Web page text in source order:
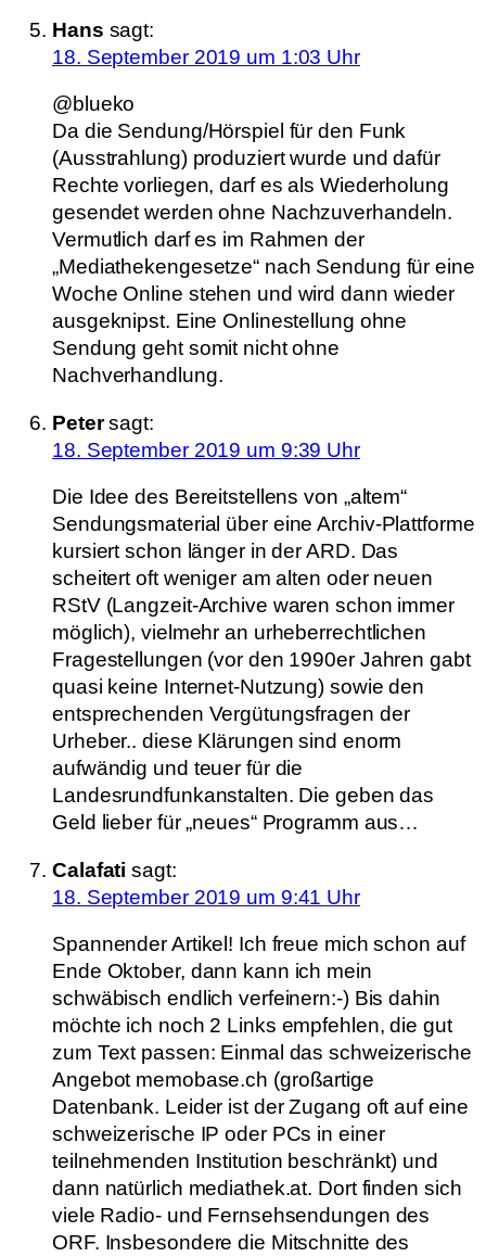
Hans sagt:
18. September 2019 um 1:03 Uhr
@blueko
Da die Sendung/Hörspiel für den Funk
(Ausstrahlung) produziert wurde und dafür
Rechte vorliegen, darf es als Wiederholung
gesendet werden ohne Nachzuverhandeln.
Vermutlich darf es im Rahmen der
„Mediathekengesetze“ nach Sendung für eine
Woche Online stehen und wird dann wieder
ausgeknipst. Eine Onlinestellung ohne
Sendung geht somit nicht ohne
Nachverhandlung.
Peter sagt:
18. September 2019 um 9:39 Uhr
Die Idee des Bereitstellens von „altem“
Sendungsmaterial über eine Archiv-Plattforme
kursiert schon länger in der ARD. Das
scheitert oft weniger am alten oder neuen
RStV (Langzeit-Archive waren schon immer
möglich), vielmehr an urheberrechtlichen
Fragestellungen (vor den 1990er Jahren gabt
quasi keine Internet-Nutzung) sowie den
entsprechenden Vergütungsfragen der
Urheber.. diese Klärungen sind enorm
aufwändig und teuer für die
Landesrundfunkanstalten. Die geben das
Geld lieber für „neues“ Programm aus…
Calafati sagt:
18. September 2019 um 9:41 Uhr
Spannender Artikel! Ich freue mich schon auf
Ende Oktober, dann kann ich mein
schwäbisch endlich verfeinern:-) Bis dahin
möchte ich noch 2 Links empfehlen, die gut
zum Text passen: Einmal das schweizerische
Angebot memobase.ch (großartige
Datenbank. Leider ist der Zugang oft auf eine
schweizerische IP oder PCs in einer
teilnehmenden Institution beschränkt) und
dann natürlich mediathek.at. Dort finden sich
viele Radio- und Fernsehsendungen des
ORF. Insbesondere die Mitschnitte des